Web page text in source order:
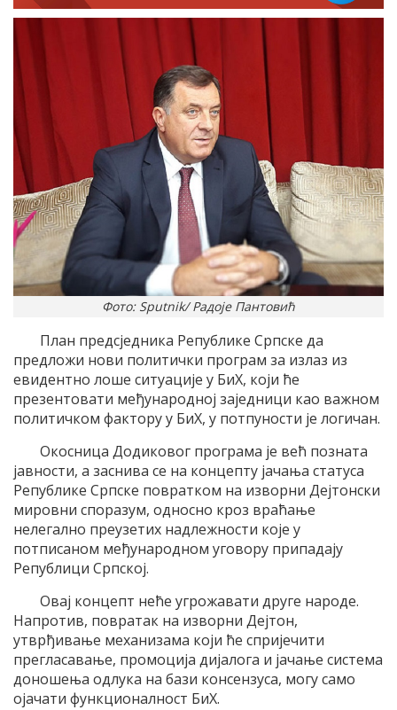
Фото: Sputnik/ Радоје Пантовић
План предсједника Републике Српске да
предложи нови политички програм за излаз из
евидентно лоше ситуације у БиХ, који ће
презентовати међународној заједници као важном
политичком фактору у БиХ, у потпуности је логичан.
Окосница Додиковог програма је већ позната
јавности, а заснива се на концепту јачања статуса
Републике Српске повратком на изворни Дејтонски
мировни споразум, односно кроз враћање
нелегално преузетих надлежности које у
потписаном међународном уговору припадају
Републици Српској.
Овај концепт неће угрожавати друге народе.
Напротив, повратак на изворни Дејтон,
утврђивање механизама који ће спријечити
прегласавање, промоција дијалога и јачање система
доношења одлука на бази консензуса, могу само
ојачати функционалност БиХ.